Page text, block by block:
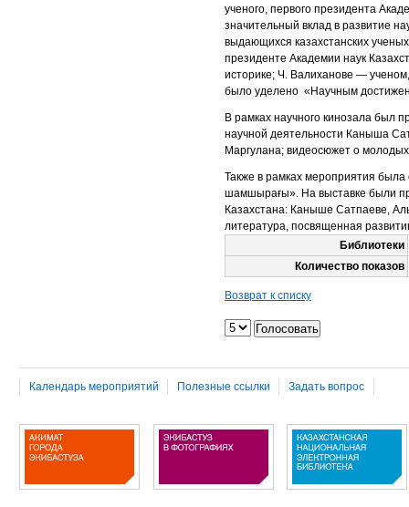
ученого, первого президента
значительный вклад в развитие
выдающихся казахстанских
президенте Академии наук
историке; Ч. Валиханове —
было уделено «Научным
В рамках научного кинозала был
научной деятельности Каныша
Маргулана; видеосюжет о
Также в рамках мероприятия
шамшырағы». На выставке были
Казахстана: Каныше Сатпаеве,
литература, посвященная
Библиотеки
Количество показов
Возврат к списку
Календарь мероприятий Полезные ссылки Задать вопрос